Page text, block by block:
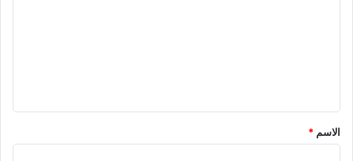
*
الاسم *